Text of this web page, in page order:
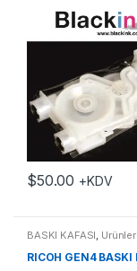
$50.00 +KDV
BASKI KAFASI Ürünler
RICOH GEN4 BASKI